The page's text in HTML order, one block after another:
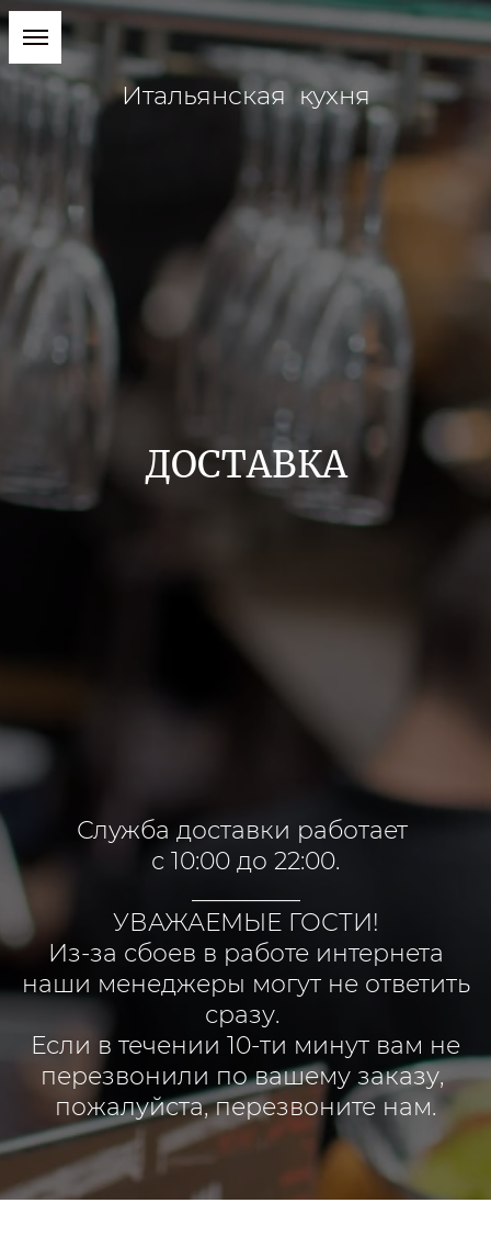
Итальянская кухня
ДОСТАВКА
Служба доставки работает
с 10:00 до 22:00.
УВАЖАЕМЫЕ ГОСТИ!
Из-за сбоев в работе интернета
наши менеджеры могут не ответить
сразу.
Если в течении 10-ти минут вам не
перезвонили по вашему заказу,
пожалуйста, перезвоните нам.